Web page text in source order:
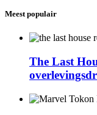
Meest populair
The Last